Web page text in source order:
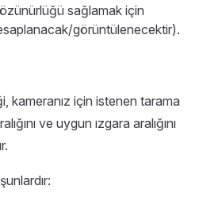
sağlamak için
görüntülenecektir).
kameranız için istenen tarama
ve uygun ızgara aralığını